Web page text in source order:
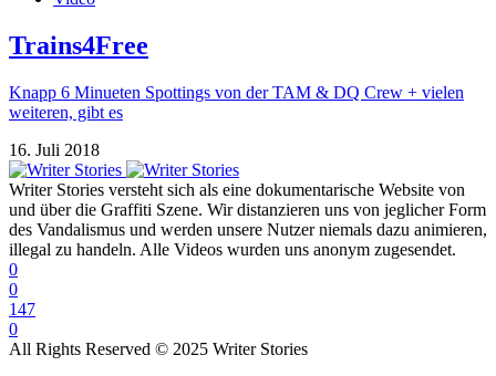
Trains4Free
Knapp 6 Minueten Spottings von der TAM & DQ Crew + vielen
weiteren, gibt es
16. Juli 2018
Writer Stories versteht sich als eine dokumentarische Website von
und über die Graffiti Szene. Wir distanzieren uns von jeglicher Form
des Vandalismus und werden unsere Nutzer niemals dazu animieren,
illegal zu handeln. Alle Videos wurden uns anonym zugesendet.
0
0
147
0
All Rights Reserved © 2025 Writer Stories